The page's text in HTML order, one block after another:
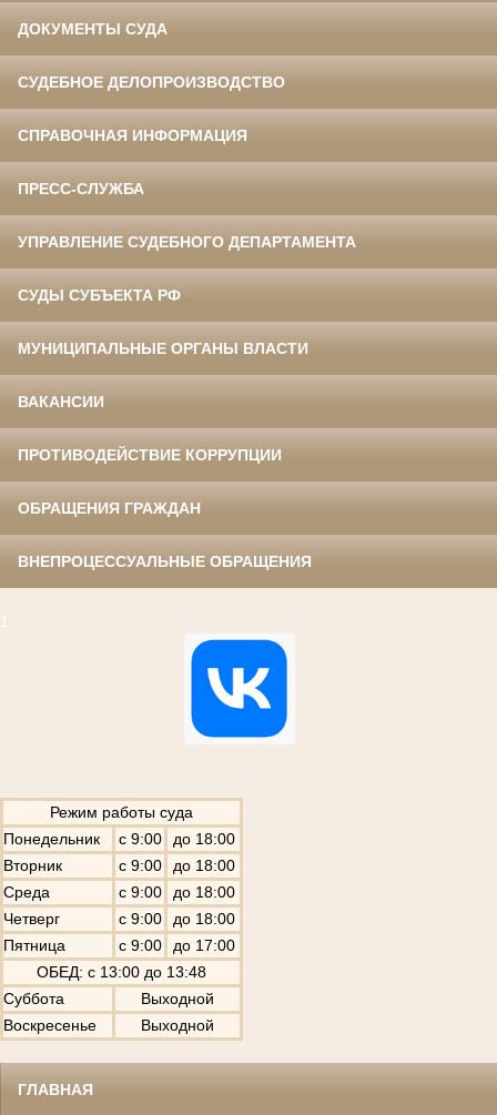
ДОКУМЕНТЫ СУДА
СУДЕБНОЕ ДЕЛОПРОИЗВОДСТВО
СПРАВОЧНАЯ ИНФОРМАЦИЯ
ПРЕСС-СЛУЖБА
УПРАВЛЕНИЕ СУДЕБНОГО ДЕПАРТАМЕНТА
СУДЫ СУБЪЕКТА РФ
МУНИЦИПАЛЬНЫЕ ОРГАНЫ ВЛАСТИ
ВАКАНСИИ
ПРОТИВОДЕЙСТВИЕ КОРРУПЦИИ
ОБРАЩЕНИЯ ГРАЖДАН
ВНЕПРОЦЕССУАЛЬНЫЕ ОБРАЩЕНИЯ
Режим работы суда
Понедельник
с 9:00
до 18:00
Вторник
с 9:00
до 18:00
Среда
с 9:00
до 18:00
Четверг
с 9:00
до 18:00
Пятница
с 9:00
до 17:00
ОБЕД: с 13:00 до 13:48
Суббота
Выходной
Воскресенье
Выходной
ГЛАВНАЯ